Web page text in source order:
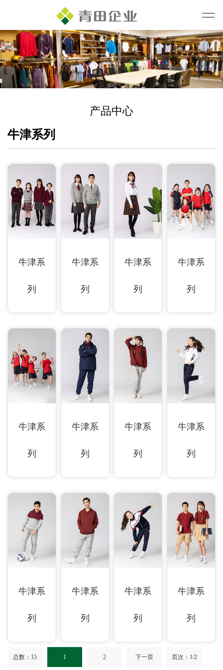
产品中心
牛津系列
牛津系
列
牛津系
列
牛津系
列
牛津系
列
牛津系
列
牛津系
列
牛津系
列
牛津系
列
牛津系
列
牛津系
列
牛津系
列
牛津系
列
总数：15 1 2 下一页 页次：1/2